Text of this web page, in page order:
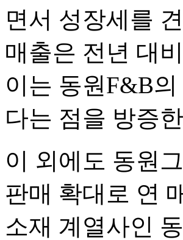
면서 성장세를
매출은 전년 대
이는 동원F&B
다는 점을 방증
이 외에도 동원
판매 확대로 연
소재 계열사인